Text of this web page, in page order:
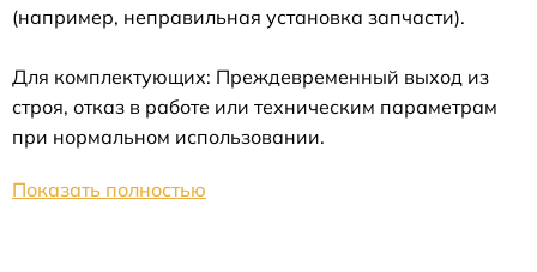
(например, неправильная установка запчасти).
Для комплектующих: Преждевременный выход из
строя, отказ в работе или техническим параметрам
при нормальном использовании.
Показать полностью